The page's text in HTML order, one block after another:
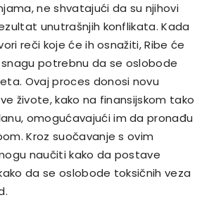
ne shvatajući da su njihovi
unutrašnjih konflikata.Kada
reči koje će ih osnažiti, Ribe će
potrebnu da se oslobode
Ovaj proces donosi novu
živote, kako na finansijskom tako
omogućavajući im da pronađu
Kroz suočavanje s ovim
naučiti kako da postave
da se oslobode toksičnih veza